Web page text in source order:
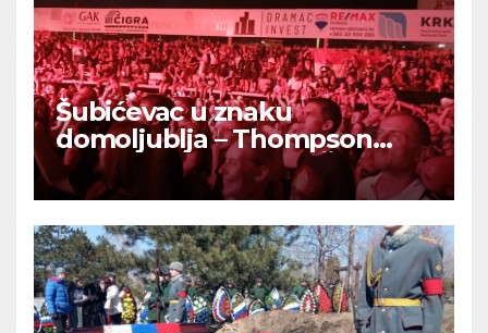
Šubićevac u znaku
domoljublja – Thompson
okupio tisuće ljudi u Šibeniku